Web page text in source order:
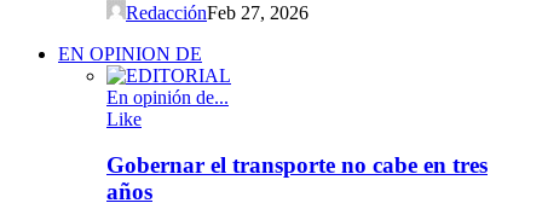
RedacciónFeb 27, 2026
EN OPINION DE
En opinión de...
Like
Gobernar el transporte no cabe en tres
años